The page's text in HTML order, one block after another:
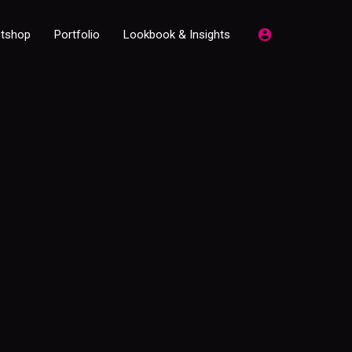
Portfolio Lookbook & Insights